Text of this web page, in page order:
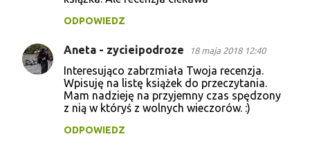
ODPOWIEDZ
Aneta - zycieipodroze 18 maja 2018 12:40
Interesująco zabrzmiała Twoja recenzja.
Wpisuję na listę książek do przeczytania.
Mam nadzieję na przyjemny czas spędzony
z nią w któryś z wolnych wieczorów. :)
ODPOWIEDZ